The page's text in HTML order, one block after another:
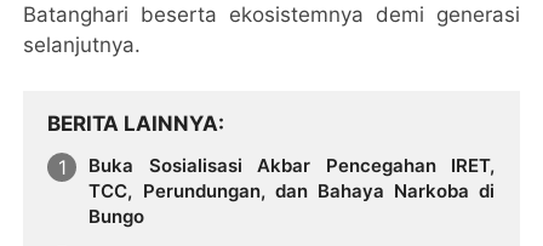
Batanghari beserta ekosistemnya demi generasi
selanjutnya.
BERITA LAINNYA
Buka Sosialisasi Akbar Pencegahan IRET,
TCC, Perundungan, dan Bahaya Narkoba di
Bungo